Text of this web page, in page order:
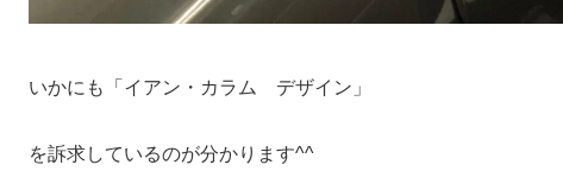
いかにも「イアン・カラム デザイン」
を訴求しているのが分かります^^